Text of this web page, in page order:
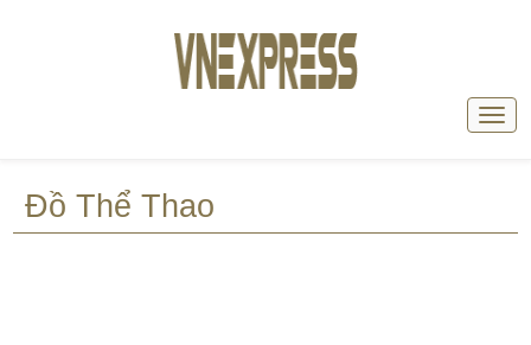
Đồ Thể Thao